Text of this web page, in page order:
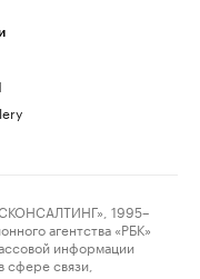
1995–
агентства «РБК»
информации
сфере связи,